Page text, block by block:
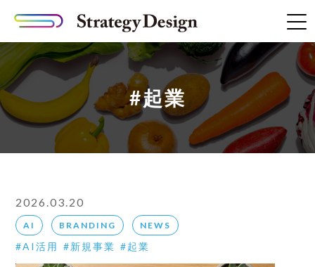
#起業
2026.03.20
AI BRANDING NEWS
AI活用 新規事業 起業